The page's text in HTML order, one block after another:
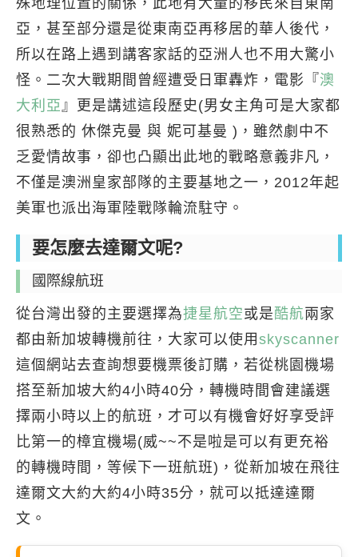
亞，甚至部分還是從東南亞再移居的華人後代，
所以在路上遇到講客家話的亞洲人也不用大驚小
怪。二次大戰期間曾經遭受日軍轟炸，電影『澳
大利亞 』更是講述這段歷史(男女主角可是大家都
很熟悉的 休傑克曼 與 妮可基曼 )，雖然劇中不
乏愛情故事，卻也凸顯出此地的戰略意義非凡，
不僅是澳洲皇家部隊的主要基地之一，2012年起
美軍也派出海軍陸戰隊輪流駐守。
要怎麼去達爾文呢?
國際線航班
從台灣出發的主要選擇為捷星航空或是酷航兩家
都由新加坡轉機前往，大家可以使用 skyscanner
這個網站去查詢想要機票後訂購，若從桃園機場
搭至新加坡大約4小時40分，轉機時間會建議選
擇兩小時以上的航班，才可以有機會好好享受評
比第一的樟宜機場(威~~不是啦是可以有更充裕
的轉機時間，等候下一班航班)，從新加坡在飛往
達爾文大約大約4小時35分，就可以抵達達爾
文。